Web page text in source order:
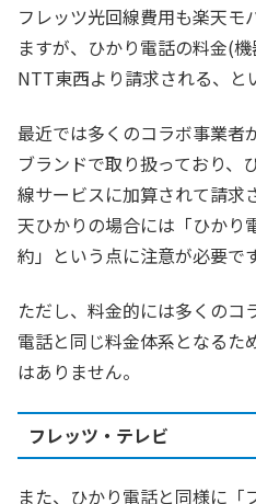
フレッツ光回線費用も楽天モ
ますが、ひかり電話の料金(
NTT東西より請求される、と
最近では多くのコラボ事業者
ブランドで取り扱っており、
線サービスに加算されて請求
天ひかりの場合には「ひかり
約」という点に注意が必要です
ただし、料金的には多くのコ
電話と同じ料金体系となるた
はありません。
フレッツ・テレビ
また、ひかり電話と同様に「